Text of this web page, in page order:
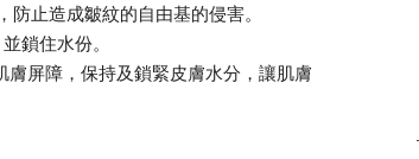
止造成皺紋的自由基的侵害。
鎖住水份。
屏障，保持及鎖緊皮膚水分，讓肌膚